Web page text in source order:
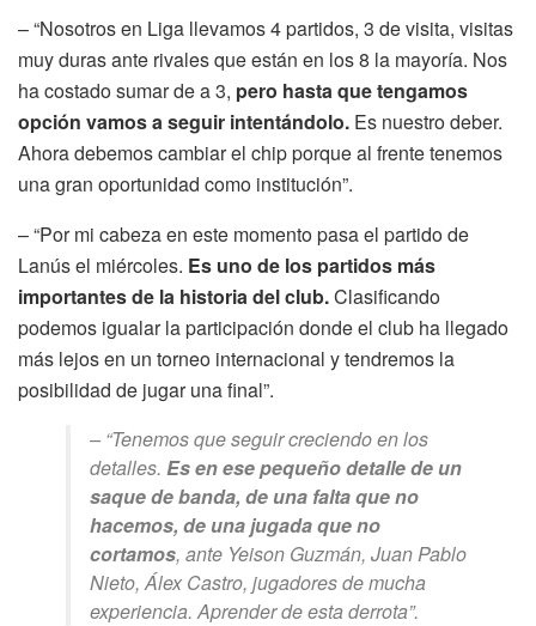
– “Nosotros en Liga llevamos 4 partidos, 3 de visita, visitas
muy duras ante rivales que están en los 8 la mayoría. Nos
ha costado sumar de a 3, pero hasta que tengamos
opción vamos a seguir intentándolo. Es nuestro deber.
Ahora debemos cambiar el chip porque al frente tenemos
una gran oportunidad como institución”.
– “Por mi cabeza en este momento pasa el partido de
Lanús el miércoles. Es uno de los partidos más
importantes de la historia del club.Clasificando
podemos igualar la participación donde el club ha llegado
más lejos en un torneo internacional y tendremos la
posibilidad de jugar una final”.
– “Tenemos que seguir creciendo en los
detalles. Es en ese pequeño detalle de un
saque de banda, de una falta que no
hacemos, de una jugada que no
cortamos, ante Yeison Guzmán, Juan Pablo
Nieto, Álex Castro, jugadores de mucha
experiencia. Aprender de esta derrota”.